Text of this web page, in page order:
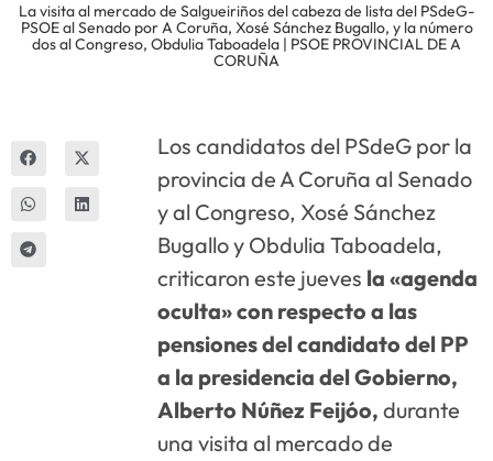
La visita al mercado de Salgueiriños del cabeza de lista del PSdeG-
PSOE al Senado por A Coruña, Xosé Sánchez Bugallo, y la número
dos al Congreso, Obdulia Taboadela | PSOE PROVINCIAL DE A
CORUÑA
Los candidatos del PSdeG por la
provincia de A Coruña al Senado
y al Congreso, Xosé Sánchez
Bugallo y Obdulia Taboadela,
criticaron este jueves la «agenda
oculta» con respecto a las
pensiones del candidato del PP
a la presidencia del Gobierno,
Alberto Núñez Feijóo, durante
una visita al mercado de